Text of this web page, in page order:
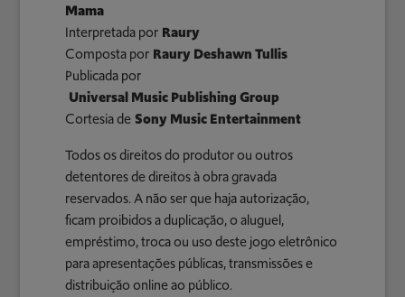
Mama
Interpretada por Raury
Composta por Raury Deshawn Tullis
Publicada por
Universal Music Publishing Group
Cortesia deSony Music Entertainment
Todos os direitos do produtor ou outros
detentores de direitos à obra gravada
reservados. A não ser que haja autorização,
ficam proibidos a duplicação, o aluguel,
empréstimo, troca ou uso deste jogo eletrônico
para apresentações públicas, transmissões e
distribuição online ao público.